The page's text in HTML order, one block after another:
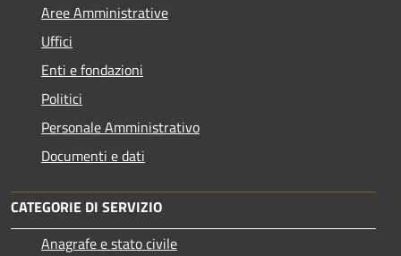
Aree Amministrative
Uffici
Enti e fondazioni
Politici
Personale Amministrativo
Documenti e dati
CATEGORIE DI SERVIZIO
Anagrafe e stato civile